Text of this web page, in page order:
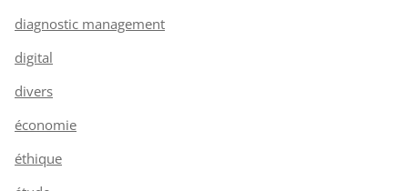
diagnostic management
digital
divers
économie
éthique